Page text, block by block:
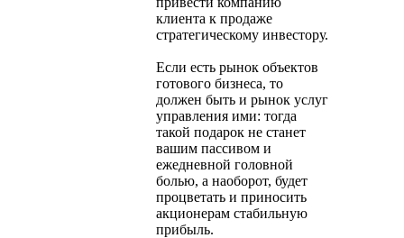
клиента к продаже
стратегическому инвестору.
Если есть рынок объектов
готового бизнеса, то
должен быть и рынок услуг
управления ими: тогда
такой подарок не станет
вашим пассивом и
ежедневной головной
болью, а наоборот, будет
процветать и приносить
акционерам стабильную
прибыль.